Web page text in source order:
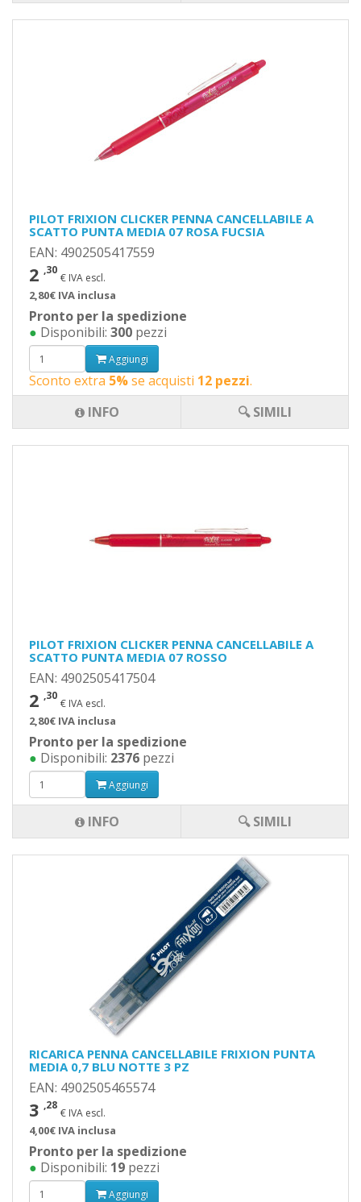
PILOT FRIXION CLICKER PENNA CANCELLABILE A
SCATTO PUNTA MEDIA 07 ROSA FUCSIA
EAN: 4902505417559
2 ,30
€ IVA escl.
2,80€ IVA inclusa
Pronto per la spedizione
● Disponibili: 300 pezzi
Aggiungi
Sconto extra 5%se acquisti 12 pezzi.
INFO
🔍 SIMILI
PILOT FRIXION CLICKER PENNA CANCELLABILE A
SCATTO PUNTA MEDIA 07 ROSSO
EAN: 4902505417504
2 ,30
€ IVA escl.
2,80€ IVA inclusa
Pronto per la spedizione
● Disponibili: 2376 pezzi
Aggiungi
INFO 🔍 SIMILI
RICARICA PENNA CANCELLABILE FRIXION PUNTA
MEDIA 0,7 BLU NOTTE 3 PZ
EAN: 4902505465574
3 ,28
€ IVA escl.
4,00€ IVA inclusa
Pronto per la spedizione
● Disponibili: 19 pezzi
Aggiungi